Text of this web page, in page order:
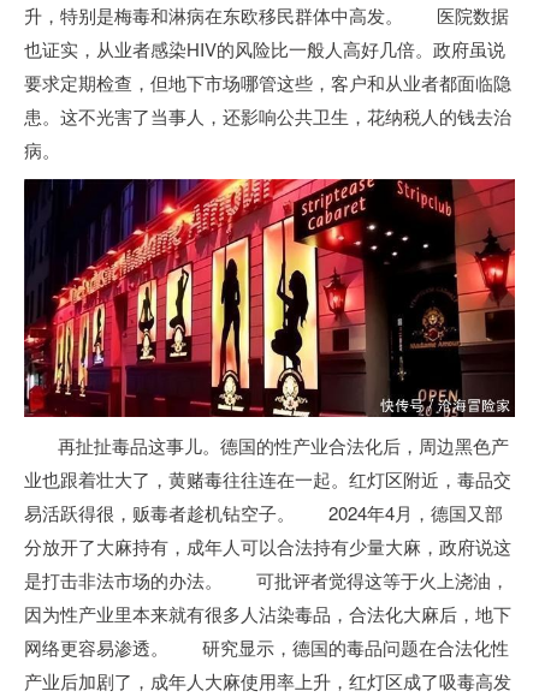
升，特别是梅毒和淋病在东欧移民群体中高发。 医院数据
也证实，从业者感染HIV的风险比一般人高好几倍。政府虽说
要求定期检查，但地下市场哪管这些，客户和从业者都面临隐
患。这不光害了当事人，还影响公共卫生，花纳税人的钱去治
病。
再扯扯毒品这事儿。德国的性产业合法化后，周边黑色产
业也跟着壮大了，黄赌毒往往连在一起。红灯区附近，毒品交
易活跃得很，贩毒者趁机钻空子。 2024年4月，德国又部
分放开了大麻持有，成年人可以合法持有少量大麻，政府说这
是打击非法市场的办法。 可批评者觉得这等于火上浇油，
因为性产业里本来就有很多人沾染毒品，合法化大麻后，地下
网络更容易渗透。 研究显示，德国的毒品问题在合法化性
产业后加剧了，成年人大麻使用率上升，红灯区成了吸毒高发